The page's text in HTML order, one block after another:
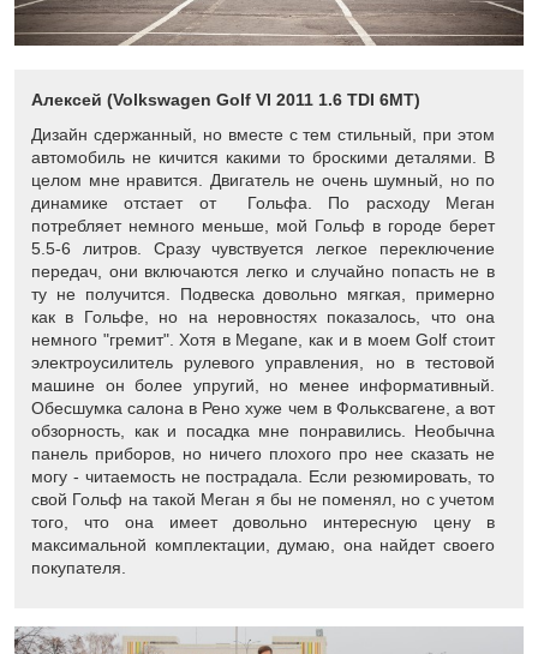
Алексей (Volkswagen Golf VI 2011 1.6 TDI 6MT)
Дизайн сдержанный, но вместе с тем стильный, при этом
автомобиль не кичится какими то броскими деталями. В
целом мне нравится. Двигатель не очень шумный, но по
динамике отстает от Гольфа. По расходу Меган
потребляет немного меньше, мой Гольф в городе берет
5.5-6 литров. Сразу чувствуется легкое переключение
передач, они включаются легко и случайно попасть не в
ту не получится. Подвеска довольно мягкая, примерно
как в Гольфе, но на неровностях показалось, что она
немного "гремит". Хотя в Megane, как и в моем Golf стоит
электроусилитель рулевого управления, но в тестовой
машине он более упругий, но менее информативный.
Обесшумка салона в Рено хуже чем в Фольксвагене, а вот
обзорность, как и посадка мне понравились. Необычна
панель приборов, но ничего плохого про нее сказать не
могу - читаемость не пострадала. Если резюмировать, то
свой Гольф на такой Меган я бы не поменял, но с учетом
того, что она имеет довольно интересную цену в
максимальной комплектации, думаю, она найдет своего
покупателя.